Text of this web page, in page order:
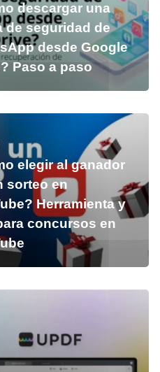
descargar una
de seguridad de
desde Google
Paso a paso
elegir al ganador
sorteo en
Herramienta y
concursos en